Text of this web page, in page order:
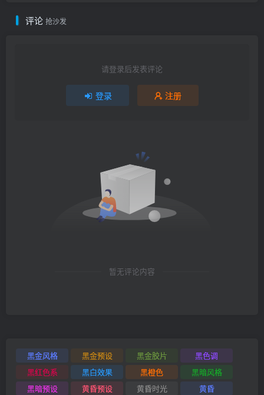
评论 抢沙发
请登录后发表评论
登录 注册
暂无评论内容
黑金风格 黑金预设 黑金胶片
黑色调
黑红色系
黑白效果 黑橙色
黑暗风格
黑暗预设
黄昏预设 黄昏时光
黄昏